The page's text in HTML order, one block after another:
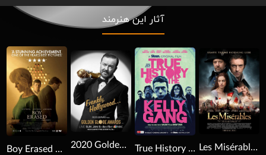
آثار این هنرمند
Download
Les Misérables 2012
Download
True History of the Kelly Gang 2019
Download
2020 Golden Globe Awards 2020
Boy Erased 2018